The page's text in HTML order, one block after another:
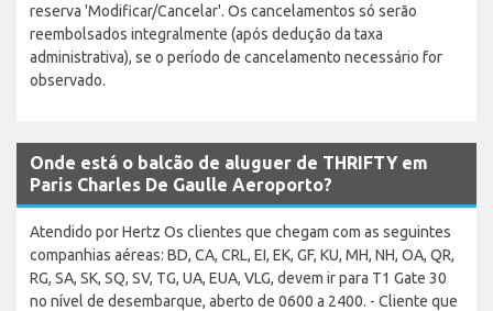
reserva 'Modificar/Cancelar'. Os cancelamentos só serão
reembolsados integralmente (após dedução da taxa
administrativa), se o período de cancelamento necessário for
observado.
Onde está o balcão de aluguer de THRIFTY em
Paris Charles De Gaulle Aeroporto?
Atendido por Hertz Os clientes que chegam com as seguintes
companhias aéreas: BD, CA, CRL, EI, EK, GF, KU, MH, NH, OA, QR,
RG, SA, SK, SQ, SV, TG, UA, EUA, VLG, devem ir para T1 Gate 30
no nível de desembarque, aberto de 0600 a 2400. - Cliente que